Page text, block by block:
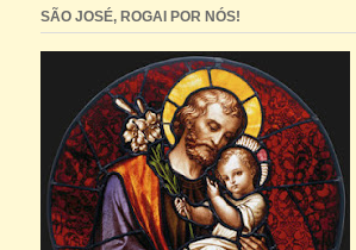
SÃO JOSÉ, ROGAI POR NÓS!